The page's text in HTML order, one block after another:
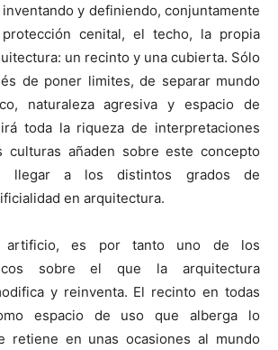
y definiendo, conjuntamente
cenital, el techo, la propia
un recinto y una cubierta. Sólo
de poner limites, de separar mundo
naturaleza agresiva y espacio de
toda la riqueza de interpretaciones
culturas añaden sobre este concepto
llegar a los distintos grados de
en arquitectura.
artificio, es por tanto uno de los
sobre el que la arquitectura
y reinventa. El recinto en todas
espacio de uso que alberga lo
retiene en unas ocasiones al mundo